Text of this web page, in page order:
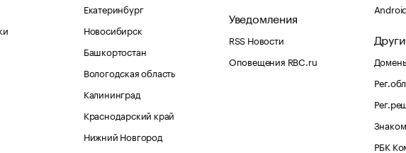
Екатеринбург
Новосибирск
Башкортостан
Вологодская область
Калининград
Краснодарский край
Нижний Новгород
Уведомления
RSS Новости
Оповещения RBC.ru
РБК